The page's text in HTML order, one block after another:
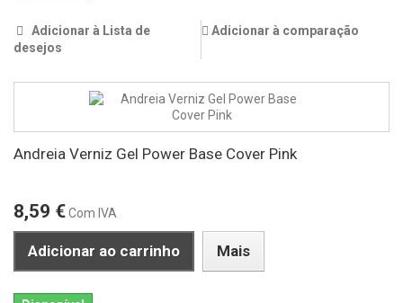
Adicionar à Lista de
desejos
Adicionar à comparação
Andreia Verniz Gel Power Base Cover Pink
8,59 €Com IVA
Adicionar ao carrinho Mais